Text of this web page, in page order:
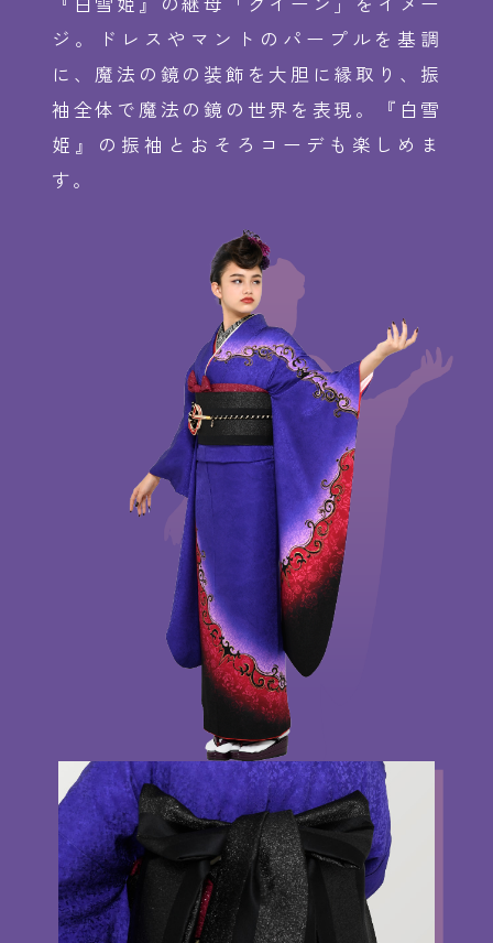
ジ。ドレスやマントのパープルを基調
に、魔法の鏡の装飾を大胆に縁取り、振
袖全体で魔法の鏡の世界を表現。『白雪
姫』の振袖とおそろコーデも楽しめま
す。